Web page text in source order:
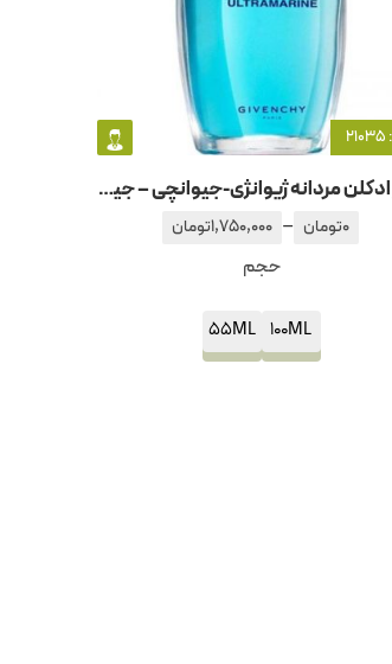
عطر ادکلن مردانه ژیوانژی-جیوانچی – جیونچی اینسنس اولترامارین
0تومان –
1,750,000تومان
حجم
100ML
55ML